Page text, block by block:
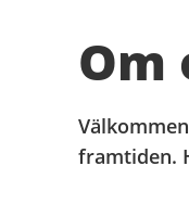
Om
framtiden.